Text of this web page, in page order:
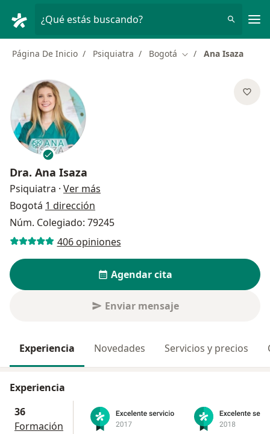
¿Qué estás buscando?
Página De Inicio Psiquiatra Bogotá Cambiar de ciudad
Ana Isaza
Dra. Ana Isaza
Psiquiatra · Ver más
Bogotá 1 dirección
Núm. Colegiado: 79245
406 opiniones
Agendar cita
Enviar mensaje
Experiencia Novedades Servicios y precios
Experiencia
36
Formación